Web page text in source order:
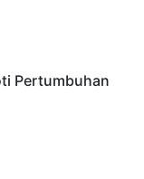
Pertumbuhan